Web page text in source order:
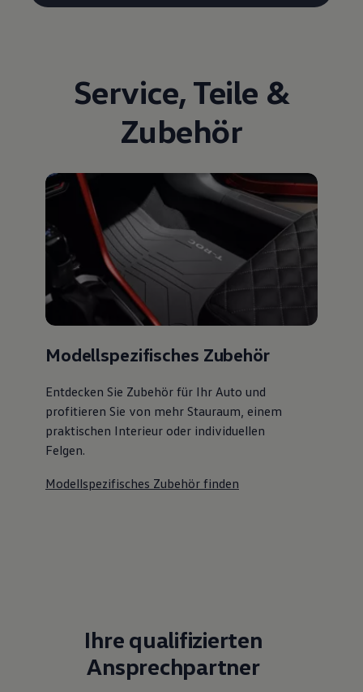
Service, Teile &
Zubehör
Modellspezifisches Zubehör
Entdecken Sie Zubehör für Ihr Auto und
profitieren Sie von mehr Stauraum, einem
praktischen Interieur oder individuellen
Felgen.
Modellspezifisches Zubehör finden
Ihre qualifizierten
Ansprechpartner